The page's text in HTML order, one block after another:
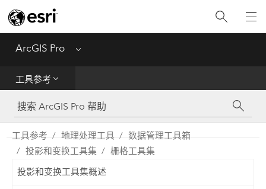
ArcGIS Pro Menu
工具参考
工具参考
Python
SDK
工具参考 地理处理工具
数据管理工具箱
投影和变换工具集
栅格工具集
投影和变换工具集概述